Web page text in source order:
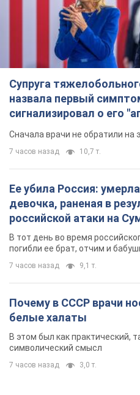
Сначала врачи не обратили на
7 часов назад 10,7 т.
Ее убила Россия:
девочка, раненая в
российской атаки на
область. Фото
В тот день во время
Почему в СССР врачи
белые халаты
В этом был как практический,
символический смысл
7 часов назад 3,0 т.